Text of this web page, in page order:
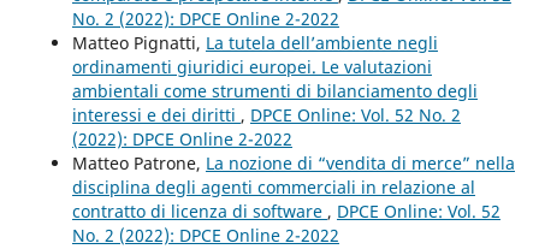
No. 2 (2022): DPCE Online 2-2022
Matteo Pignatti, La tutela dell’ambiente negli
ordinamenti giuridici europei. Le valutazioni
ambientali come strumenti di bilanciamento degli
interessi e dei diritti , DPCE Online: Vol. 52 No. 2
(2022): DPCE Online 2-2022
Matteo Patrone, La nozione di “vendita di merce” nella
disciplina degli agenti commerciali in relazione al
contratto di licenza di software , DPCE Online: Vol. 52
No. 2 (2022): DPCE Online 2-2022